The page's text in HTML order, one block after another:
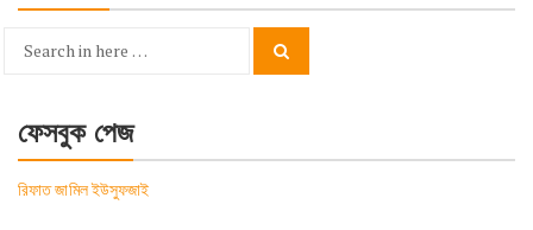
Search
ফেসবুক পেজ
রিফাত জামিল ইউসুফজাই